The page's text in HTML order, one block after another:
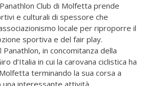
Club di Molfetta prende
e culturali di spessore che
locale per riproporre il
sportiva e del fair play.
in concomitanza della
d’Italia in cui la carovana ciclistica ha
terminando la sua corsa a